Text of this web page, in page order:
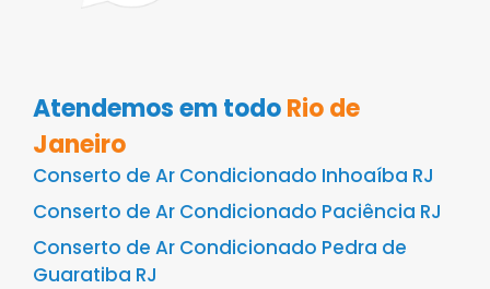
Atendemos em todoRio de
Janeiro
Conserto de Ar Condicionado Inhoaíba RJ
Conserto de Ar Condicionado Paciência RJ
Conserto de Ar Condicionado Pedra de
Guaratiba RJ